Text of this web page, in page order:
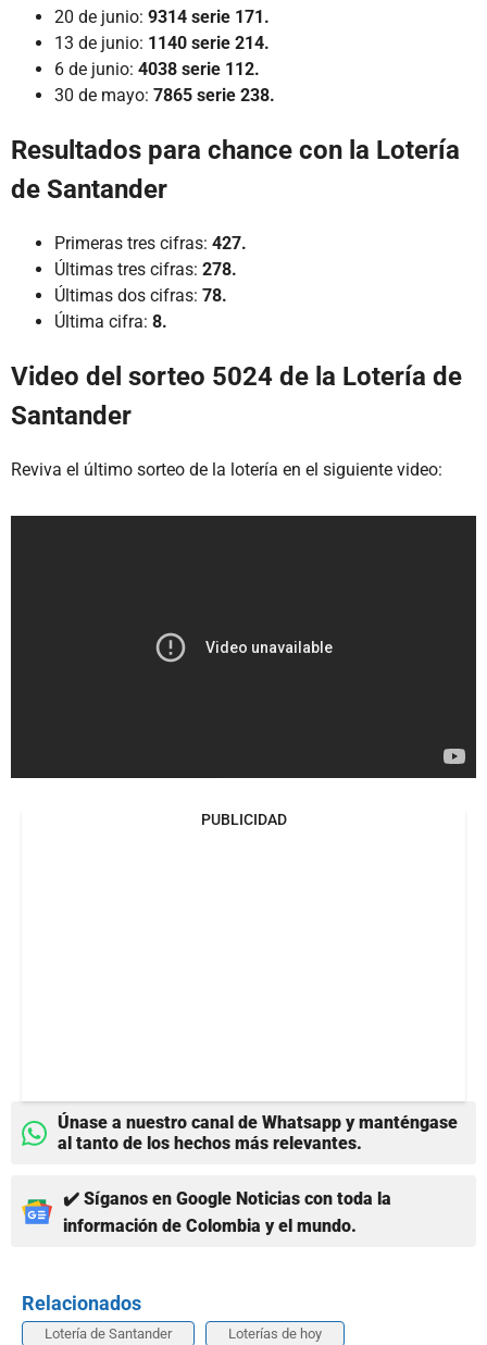
20 de junio: 9314 serie 171.
13 de junio: 1140 serie 214.
6 de junio: 4038 serie 112.
30 de mayo: 7865 serie 238.
Resultados para chance con la Lotería
de Santander
Primeras tres cifras: 427.
Últimas tres cifras: 278.
Últimas dos cifras: 78.
Última cifra: 8.
Video del sorteo 5024 de la Lotería de
Santander
Reviva el último sorteo de la lotería en el siguiente video:
PUBLICIDAD
Únase a nuestro canal de Whatsapp y manténgase
al tanto de los hechos más relevantes.
✔️ Síganos en Google Noticias con toda la
información de Colombia y el mundo.
Relacionados
Lotería de Santander Loterías de hoy